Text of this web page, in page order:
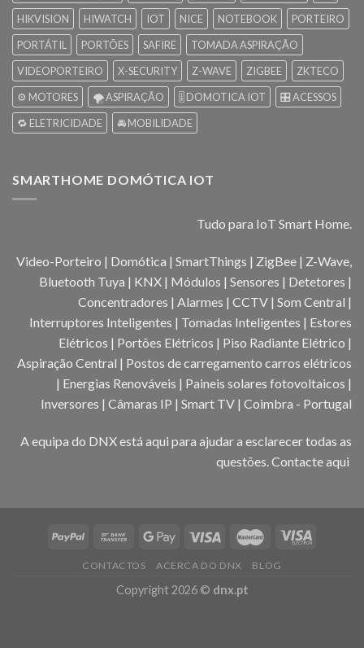
HIKVISION
HIWATCH IOT NICE NOTEBOOK
PORTEIRO
PORTÁTIL
PORTÕES SAFIRE
TOMADA ASPIRAÇÃO
VIDEOPORTEIRO
X-SECURITY Z-WAVE ZIGBEE
ZKTECO
⚙️ MOTORES
🌪️ ASPIRAÇÃO 🎚️ DOMOTICA IOT
🎛️ ACESSOS
🔁 ELETRICIDADE
🚘 MOBILIDADE
SMARTHOME DOMÓTICA IOT
Tudo para IoT Smart Home.
Video-Porteiro | Domótica | SmartThings | ZigBee | Z-Wave,
Bluetooth Tuya | KNX | Módulos | Sensores | Detetores |
Concentradores | Alarmes | CCTV | Som Central |
Interruptores Inteligentes | Tomadas Inteligentes | Estores
Elétricos | Portões Elétricos | Piso Radiante Elétrico |
Aspiração Central | Postos de carregamento carros elétricos
| Energias Renováveis | Paineis solares fotovoltaicos |
Inversores | Câmaras IP | Smart TV | Coimbra - Portugal
A equipa do DNX está aqui para ajudar a esclarecer todas as
questões. Contacte aqui
CONTACTOS ACERCA DO DNX BLOG
Copyright 2026 © dnx.pt